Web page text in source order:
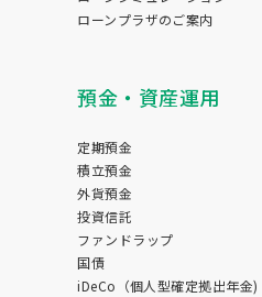
ローンプラザのご案内
預金・資産運用
定期預金
積立預金
外貨預金
投資信託
ファンドラップ
国債
iDeCo（個人型確定拠出年金)